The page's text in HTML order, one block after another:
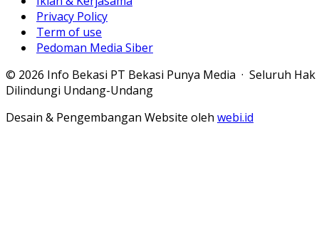
Privacy Policy
Term of use
Pedoman Media Siber
© 2026 Info Bekasi PT Bekasi Punya Media · Seluruh Hak
Dilindungi Undang-Undang
Desain & Pengembangan Website oleh webi.id